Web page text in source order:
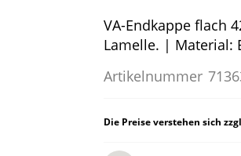
VA-Endkappe flach
Lamelle. | Material:
Artikelnummer
Die Preise verstehen sich